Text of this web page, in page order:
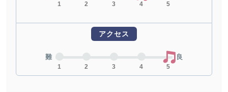
1 2 3 4 5
アクセス
難
1 2 3 4 5
良